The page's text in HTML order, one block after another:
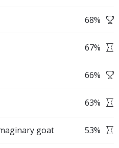
68%
67%
66%
63%
goat 53%